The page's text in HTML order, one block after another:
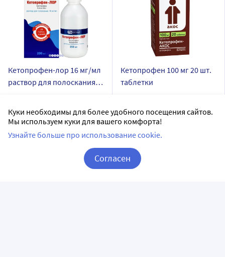
Кетопрофен-лор 16 мг/мл
раствор для полоскания
ОАО
раствор для полоскания
Дозировка 16 мг/мл
завтра
Кетопрофен 100 мг 20 шт.
таблетки
таблетки
Дозировка 100 мг
Куки необходимы для более удобного посещения сайтов.
Мы используем куки для вашего комфорта!
Узнайте больше про использование cookie.
Согласен